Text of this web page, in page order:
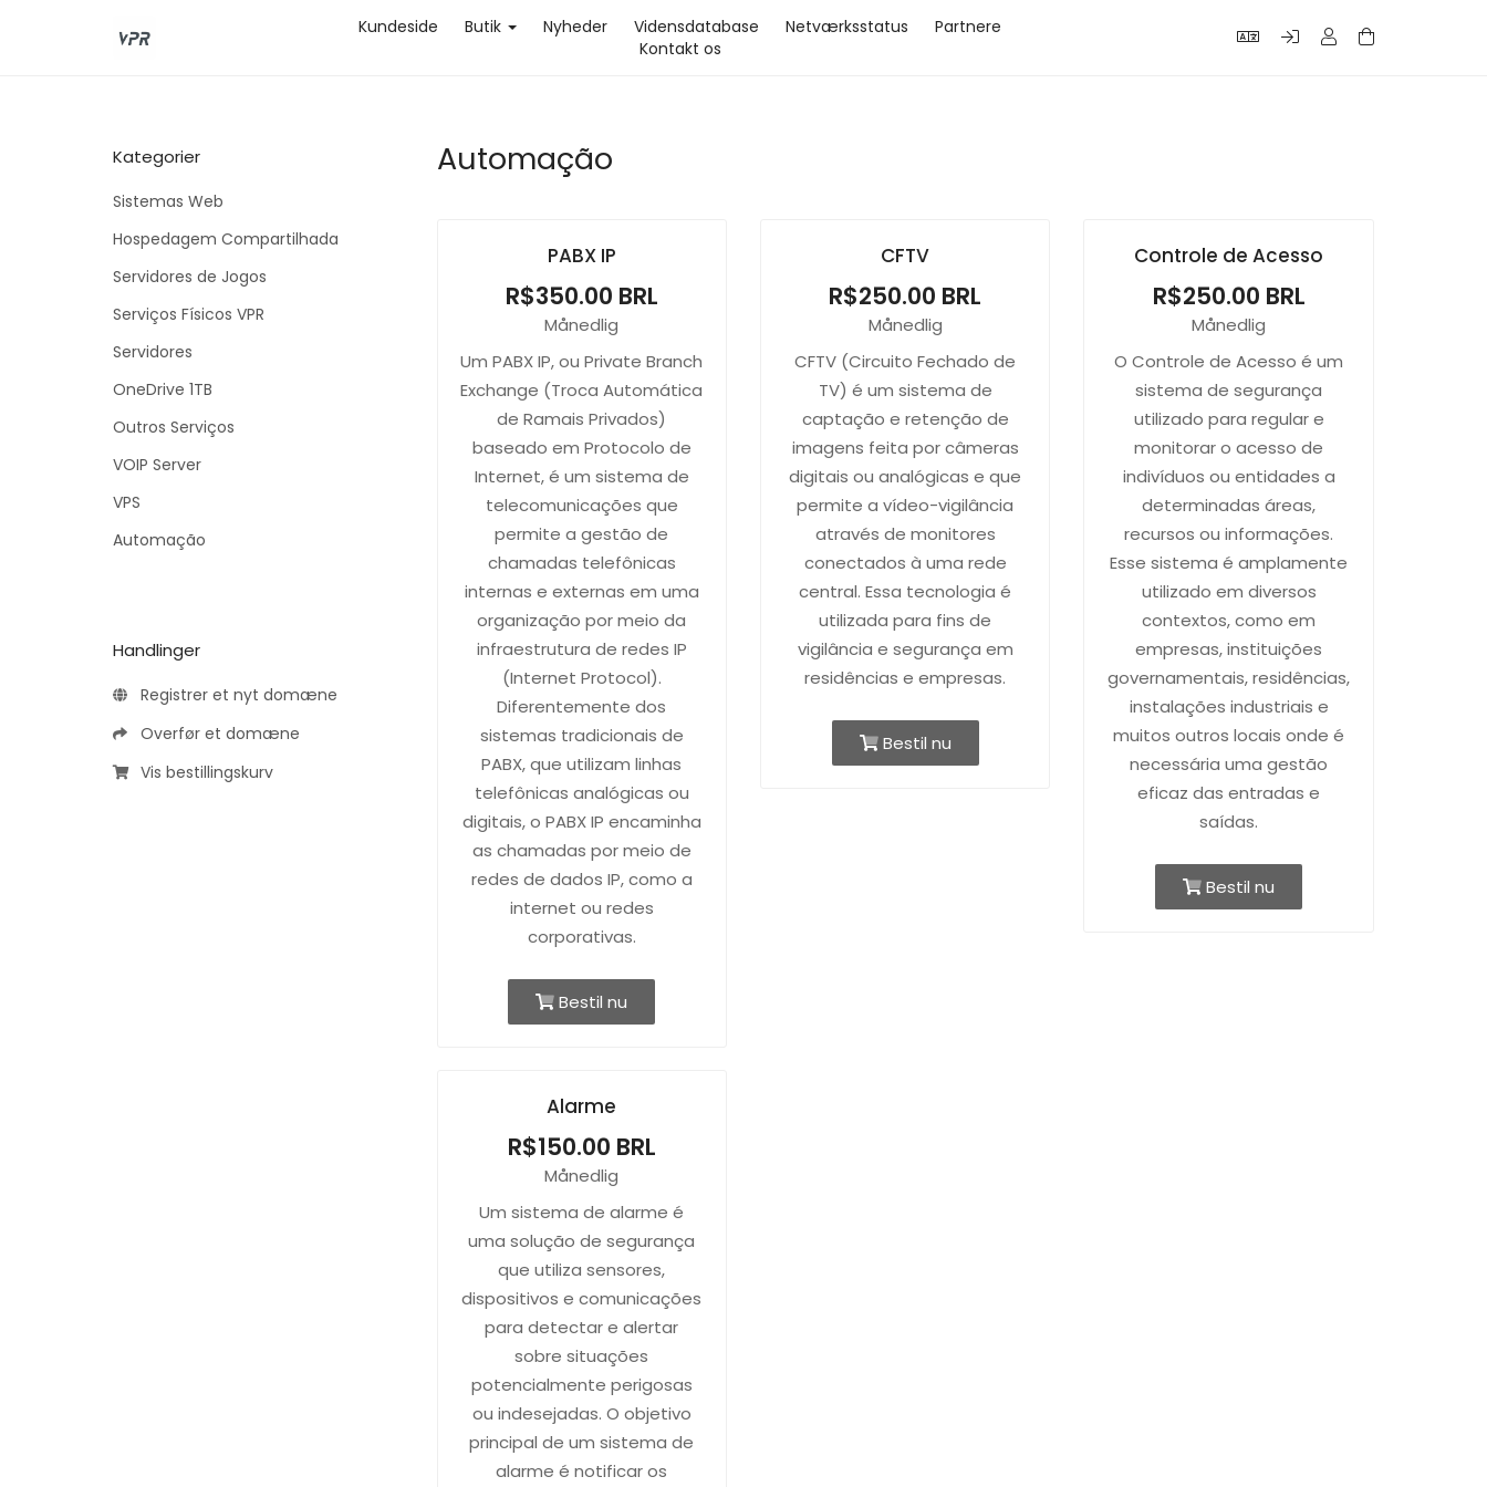
Kundeside Butik Nyheder Vidensdatabase Netværksstatus
Partnere
Kontakt os
Kategorier
Sistemas Web
Hospedagem Compartilhada
Servidores de Jogos
Serviços Físicos VPR
Servidores
OneDrive 1TB
Outros Serviços
VOIP Server
VPS
Automação
Handlinger
Registrer et nyt domæne
Overfør et domæne
Vis bestillingskurv
Automação
PABX IP
R$350.00 BRL
Månedlig
Um PABX IP, ou Private Branch
Exchange (Troca Automática
de Ramais Privados)
baseado em Protocolo de
Internet, é um sistema de
telecomunicações que
permite a gestão de
chamadas telefônicas
internas e externas em uma
organização por meio da
infraestrutura de redes IP
(Internet Protocol).
Diferentemente dos
sistemas tradicionais de
PABX, que utilizam linhas
telefônicas analógicas ou
digitais, o PABX IP encaminha
as chamadas por meio de
redes de dados IP, como a
internet ou redes
corporativas.
Bestil nu
CFTV
R$250.00 BRL
Månedlig
CFTV (Circuito Fechado de
TV) é um sistema de
captação e retenção de
imagens feita por câmeras
digitais ou analógicas e que
permite a vídeo-vigilância
através de monitores
conectados à uma rede
central. Essa tecnologia é
utilizada para fins de
vigilância e segurança em
residências e empresas.
Bestil nu
Controle de Acesso
R$250.00 BRL
Månedlig
O Controle de Acesso é um
sistema de segurança
utilizado para regular e
monitorar o acesso de
indivíduos ou entidades a
determinadas áreas,
recursos ou informações.
Esse sistema é amplamente
utilizado em diversos
contextos, como em
empresas, instituições
governamentais, residências,
instalações industriais e
muitos outros locais onde é
necessária uma gestão
eficaz das entradas e
saídas.
Bestil nu
Alarme
R$150.00 BRL
Månedlig
Um sistema de alarme é
uma solução de segurança
que utiliza sensores,
dispositivos e comunicações
para detectar e alertar
sobre situações
potencialmente perigosas
ou indesejadas. O objetivo
principal de um sistema de
alarme é notificar os